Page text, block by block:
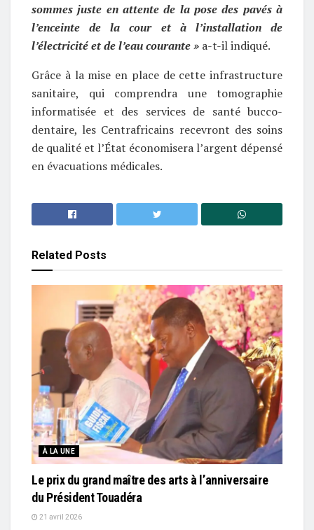
sommes juste en attente de la pose des pavés à
l’enceinte de la cour et à l’installation de
l’électricité et de l’eau courante » a-t-il indiqué.
Grâce à la mise en place de cette infrastructure
sanitaire, qui comprendra une tomographie
informatisée et des services de santé bucco-
dentaire, les Centrafricains recevront des soins
de qualité et l’État économisera l’argent dépensé
en évacuations médicales.
Related Posts
À LA UNE
Le prix du grand maître des arts à l’anniversaire
du Président Touadéra
21 avril 2026